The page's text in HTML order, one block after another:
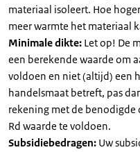
materiaal isoleert. Hoe
meer warmte het materiaal
Minimale dikte: Let op! De
een berekende waarde om
voldoen en niet (altijd) een
handelsmaat betreft, pas
rekening met de benodigde
Rd waarde te voldoen.
Subsidiebedragen: Uw